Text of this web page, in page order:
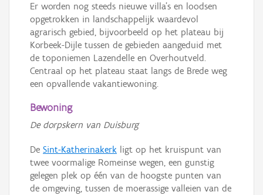
Er worden nog steeds nieuwe villa’s en loodsen
opgetrokken in landschappelijk waardevol
agrarisch gebied, bijvoorbeeld op het plateau bij
Korbeek-Dijle tussen de gebieden aangeduid met
de toponiemen Lazendelle en Overhoutveld.
Centraal op het plateau staat langs de Brede weg
een opvallende vakantiewoning.
Bewoning
De dorpskern van Duisburg
De Sint-Katherinakerk ligt op het kruispunt van
twee voormalige Romeinse wegen, een gunstig
gelegen plek op één van de hoogste punten van
de omgeving, tussen de moerassige valleien van de